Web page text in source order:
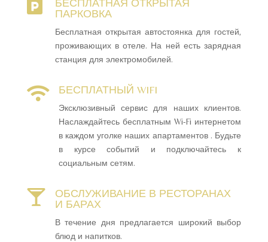

БЕСПЛАТНАЯ ОТКРЫТАЯ
ПАРКОВКА
Бесплатная открытая автостоянка для гостей,
проживающих в отеле. На ней есть зарядная
станция для электромобилей.
 БЕСПЛАТНЫЙ WIFI
Эксклюзивный сервис для наших клиентов.
Наслаждайтесь бесплатным Wi-Fi интернетом
в каждом уголке наших апартаментов . Будьте
в курсе событий и подключайтесь к
социальным сетям.

ОБСЛУЖИВАНИЕ В РЕСТОРАНАХ
И БАРАХ
В течение дня предлагается широкий выбор
блюд и напитков.